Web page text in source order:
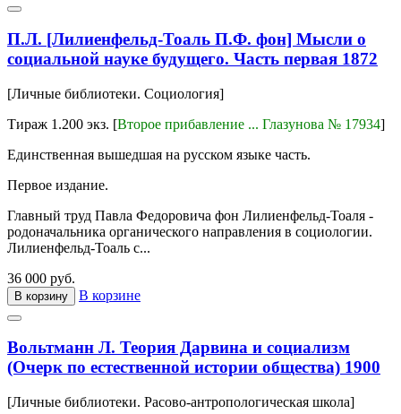
П.Л. [Лилиенфельд-Тоаль П.Ф. фон] Мысли о
социальной науке будущего. Часть первая 1872
[Личные библиотеки. Социология]
Тираж 1.200 экз. [Второе прибавление ... Глазунова № 17934]
Единственная вышедшая на русском языке часть.
Первое издание.
Главный труд Павла Федоровича фон Лилиенфельд-Тоаля -
родоначальника органического направления в социологии.
Лилиенфельд-Тоаль с...
36 000 руб.
В корзину В корзине
Вольтманн Л. Теория Дарвина и социализм
(Очерк по естественной истории общества) 1900
[Личные библиотеки. Расово-антропологическая школа]